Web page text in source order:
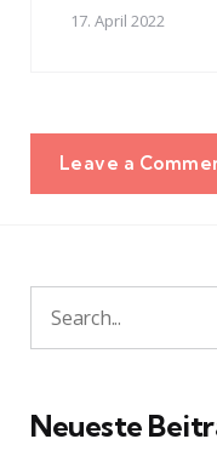
17. April 2022
Leave a
Search
for:
Neueste